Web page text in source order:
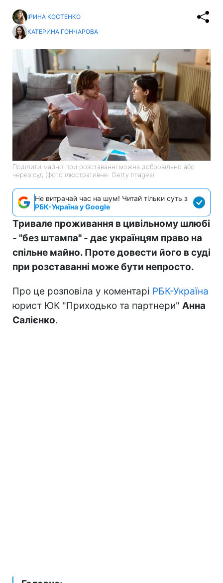
ІРИНА КОСТЕНКО
КАТЕРИНА ГОНЧАРОВА
Поділити майно при розставанні можна добровільно або
через суд (фото ілюстративне: Getty Images)
Не витрачай час на шум! Читай тільки суть з
РБК-Україна у Google
Тривале проживання в цивільному шлюбі
- "без штампа" - дає українцям право на
спільне майно. Проте довести його в суді
при розставанні може бути непросто.
Про це розповіла у коментарі РБК-Україна
юрист ЮК "Приходько та партнери" Анна
Салієнко.